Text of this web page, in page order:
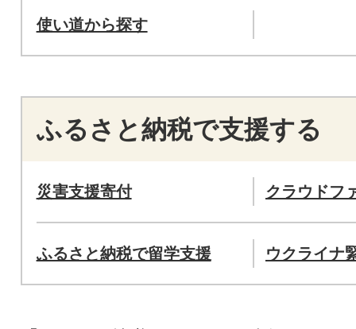
使い道から探す
ふるさと納税で支援する
災害支援寄付 クラウドフ
ふるさと納税で留学支援 ウクライナ